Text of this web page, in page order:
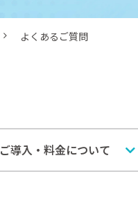
よくあるご質問
ご導入・料金について